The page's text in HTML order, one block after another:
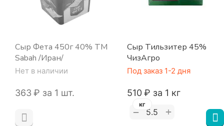
Сыр Фета 450г 40% ТМ
Sabah /Иран/
Нет в наличии
‍363‍ ₽ за 1 шт.
Сыр Тильзитер 45%
ЧизАгро
Под заказ 1-2 дня
‍510‍₽ за 1 кг
− +
кг